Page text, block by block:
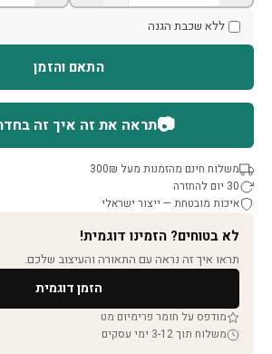
ללא שכבת הגנה
התאם והזמן
📷תראה את זה איך זה
משלוח חינם מהזמנות מעל 300₪
30 יום להחזרה
איכות מובטחת — ייצור ישראלי
לא בטוחים? הזמינו דוגמית!
תראו איך זה נראה עם התאורה והעיצוב שלכם.
הזמן דוגמית
מודפס על חומר פרימיום מט
משלוח תוך 3-12 ימי עסקים